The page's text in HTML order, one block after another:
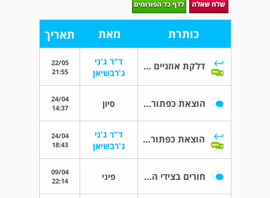
כותרת מאת תאריך
דלקת אוזניים חוזרת
ד"ר ג'ני
ג'רבשיאן
22/05
21:55
הוצאת כפתורים מהאוזניים סיון
24/04
14:37
הוצאת כפתורים מהאוזניים
ד"ר ג'ני
ג'רבשיאן
24/04
18:43
חורים בצידי הגרון פיני
09/04
22:14